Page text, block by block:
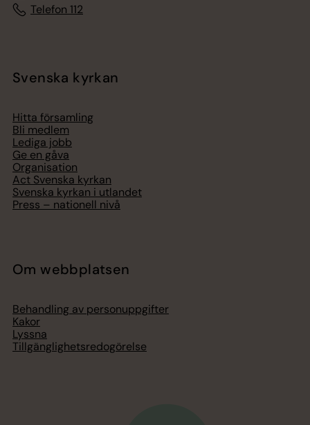
Telefon 112
Svenska kyrkan
Hitta församling
Bli medlem
Lediga jobb
Ge en gåva
Organisation
Act Svenska kyrkan
Svenska kyrkan i utlandet
Press – nationell nivå
Om webbplatsen
Behandling av personuppgifter
Kakor
Lyssna
Tillgänglighetsredogörelse